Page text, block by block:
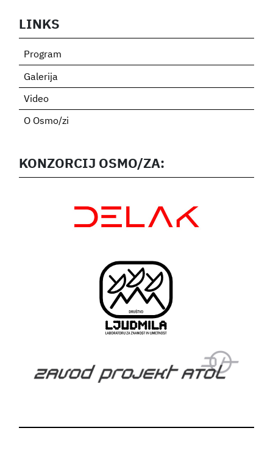
LINKS
Program
Galerija
Video
O Osmo/zi
KONZORCIJ OSMO/ZA: